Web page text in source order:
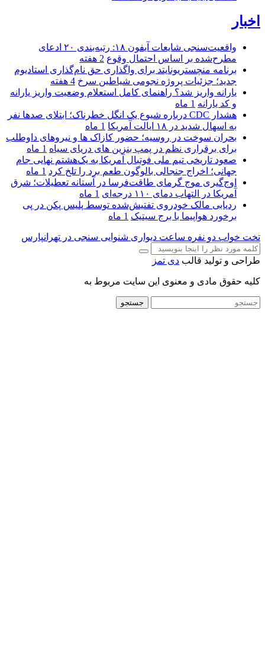
اخبار
واقعیت‌سنجی شایعات آیفون ۱۸: رتبه‌بندی ۲۰ ادعای
مطرح‌شده بر اساس احتمال وقوع 2 هفته
برنامه منچستریونایتد برای واگذاری حق نام‌گذاری استادیوم
جدید؛ جزئیات پروژه نجومی شیاطین سرخ 4 هفته
یارانه واریز شد؟ راهنمای کامل استعلام وضعیت واریز یارانه
و کد یارانه 1 ماه
هشدار CDC درباره شیوع یک انگل خطرناک؛ ابتلای صدها نفر
به اسهال شدید در ۱۸ ایالت آمریکا
1 ماه
بحران سوخت در روسیه؛ حضور کازاک‌ ها و نیروهای داوطلب
برای برقراری نظم در پمپ بنزین‌ های دریای سیاه 1 ماه
صعود تاریخی تیم ملی فوتبال آمریکا به یک‌هشتم نهایی جام
جهانی؛ اخراج جنجالی بالوگون طعم برد را تلخ کرد 1 ماه
اوج‌گیری موج گرمای طاقت‌فرسا در آستانه تعطیلات؛ شرق
آمریکا در التهاب دمای ۱۱۰ درجه‌ای
1 ماه
ردیابی مالک خودروی تفتیش‌شده توسط پلیس پکن در پی
برخورد هواپیما با برج سیتیک 1 ماه
تخت خواب دو نفره ساعت دیواری شنوایی سنجی در تهرانپارس
طراحی و تولید قالب دی تمز
کلیه حقوق مادی و معنوی این سایت مربوط به
جستجو